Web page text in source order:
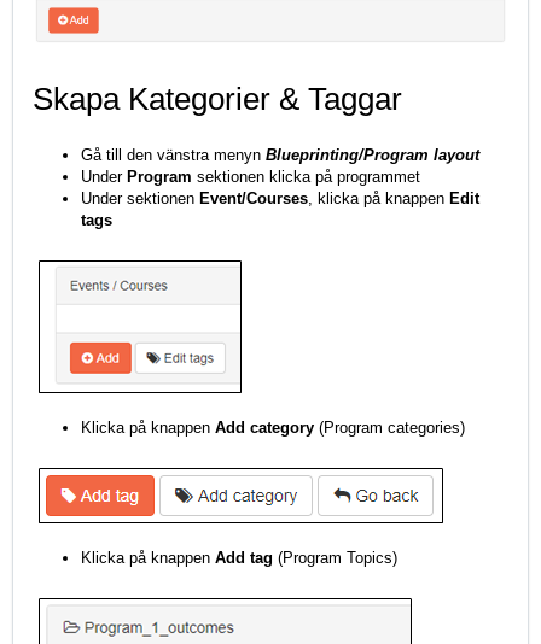
Skapa Kategorier & Taggar
Gå till den vänstra menyn Blueprinting/Program layout
Under Program sektionen klicka på programmet
Under sektionen Event/Courses, klicka på knappen Edit
tags
Klicka på knappen Add category (Program categories)
Klicka på knappen Add tag (Program Topics)